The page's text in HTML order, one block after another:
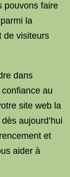
pouvons faire
la
de visiteurs
dans
confiance au
site web la
aujourd’hui
et
aider à